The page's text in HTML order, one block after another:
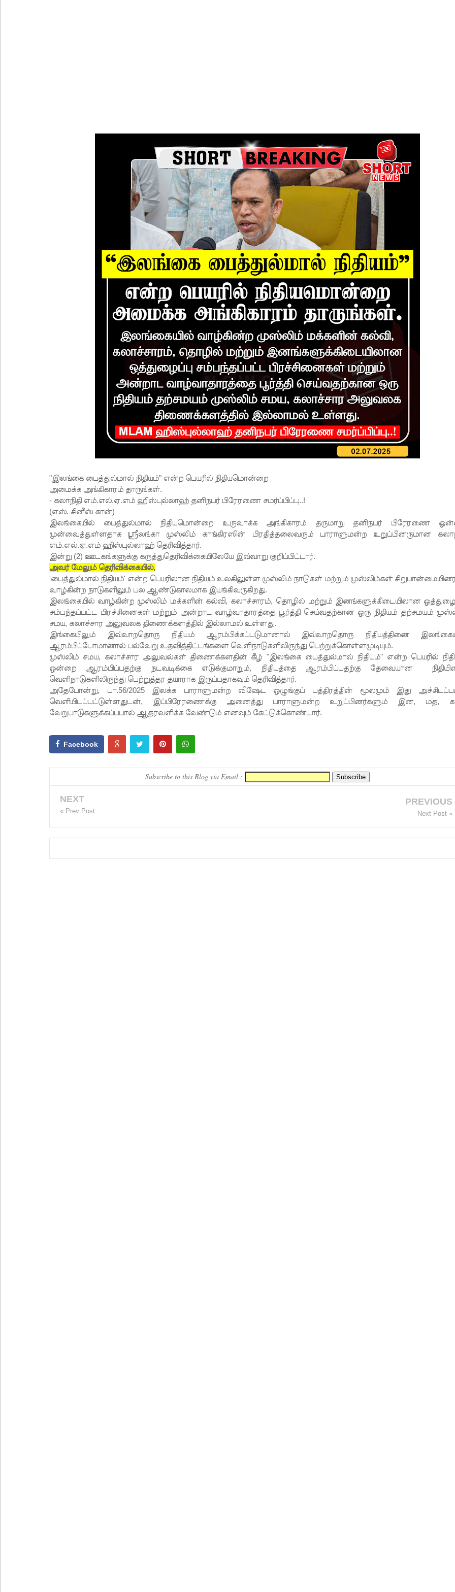
குருவிட்ட சிறைச்சாலையில் அமைதியின்மை!
"இலங்கை பைத்துல்மால் நிதியம்" என்ற பெயரில் நிதியமொன்றை
அமைக்க அங்கிகாரம் தாருங்கள்.
- கலாநிதி எம்.எல்.ஏ.எம் ஹிஸ்புல்லாஹ் தனிநபர் பிரேரணை சமர்ப்பிப்பு..!
(எஸ். சினீஸ் கான்)
இலங்கையில் பைத்துல்மால் நிதியமொன்றை உருவாக்க அங்கிகாரம் தருமாறு தனிநபர் பிரேரணை
முன்வைத்துள்ளதாக ஸ்ரீலங்கா முஸ்லிம் காங்கிரஸின் பிரதித்தலைவரும் பாராளுமன்ற உறுப்பினருமான
எம்.எல்.ஏ.எம் ஹிஸ்புல்லாஹ் தெரிவித்தார்.
இன்று (2) ஊடகங்களுக்கு கருத்துதெரிவிக்கையிலேயே இவ்வாறு குறிப்பிட்டார்.
அவர் மேலும் தெரிவிக்கையில்,
'பைத்துல்மால் நிதியம்' என்ற பெயரிலான நிதியம் உலகிலுள்ள முஸ்லிம் நாடுகள் மற்றும் முஸ்லிம்கள்
வாழ்கின்ற நாடுகளிலும் பல ஆண்டுகாலமாக இயங்கிவருகிறது.
இலங்கையில் வாழ்கின்ற முஸ்லிம் மக்களின் கல்வி, கலாச்சாரம், தொழில் மற்றும் இனங்களுக்கிடையிலான
சம்பந்தப்பட்ட பிரச்சினைகள் மற்றும் அன்றாட வாழ்வாதாரத்தை பூர்த்தி செய்வதற்கான ஒரு நிதியம் தற்சமயம்
சமய, கலாச்சார அலுவலக திணைக்களத்தில் இல்லாமல் உள்ளது.
இங்கையிலும் இவ்வாறதொரு நிதியம் ஆரம்பிக்கப்படுமானால் இவ்வாறதொரு நிதியத்தினை
ஆரம்பிப்போமானால் பல்வேறு உதவித்திட்டங்களை வெளிநாடுகளிலிருந்து பெற்றுக்கொள்ளமுடியும்.
முஸ்லிம் சமய, கலாச்சார அலுவல்கள் திணைக்களதின் கீழ் "இலங்கை பைத்துல்மால் நிதியம்" என்ற பெயரில்
ஒன்றை ஆரம்பிப்பதற்கு நடவடிக்கை எடுக்குமாறும், நிதியத்தை ஆரம்பிப்பதற்கு தேவையான
வெளிநாடுகளிலிருந்து பெற்றுத்தர தயாராக இருப்பதாகவும் தெரிவித்தார்.
அதேபோன்று, பா.56/2025 இலக்க பாராளுமன்ற விஷேட ஒழுங்குப் பத்திரத்தின் மூலமும் இது
வெளியிடப்பட்டுள்ளதுடன், இப்பிரேரணைக்கு அனைத்து பாராளுமன்ற உறுப்பினர்களும் இன, மத,
வேறுபாடுகளுக்கப்பபால் ஆதரவளிக்க வேண்டும் எனவும் கேட்டுக்கொண்டார்.
Facebook
Subscribe to this Blog via Email :
NEXT
« Prev Post
PREVIOUS
Next Post »